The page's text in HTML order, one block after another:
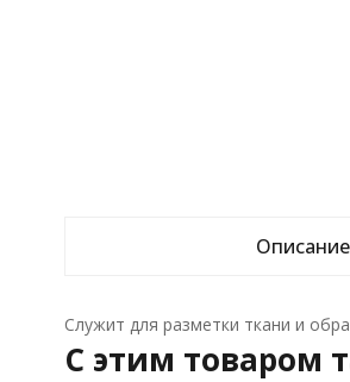
Описание
Служит для разметки ткани и
C этим товаром